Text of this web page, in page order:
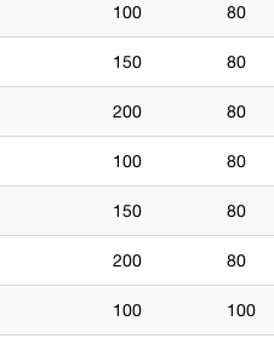
100 80
150 80
200 80
100 80
150 80
200 80
100 100